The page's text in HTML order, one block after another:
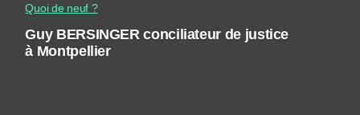
Quoi de neuf ?
Guy BERSINGER conciliateur de justice
à Montpellier